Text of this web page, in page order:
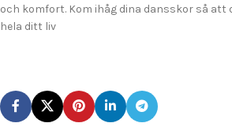
och komfort. Kom ihåg dina dansskor så att
hela ditt liv